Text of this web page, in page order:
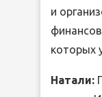
и
которых
Натали: